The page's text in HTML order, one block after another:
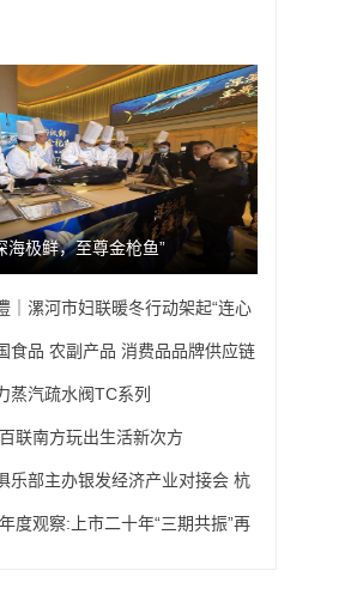
海极鲜，至尊金枪鱼”
｜漯河市妇联暖冬行动架起“连心
食品 农副产品 消费品品牌供应链
目签约落户嘉定安亭
蒸汽疏水阀TC系列
联南方玩出生活新次方
乐部主办银发经济产业对接会 杭
精准链接
度观察:上市二十年“三期共振”再